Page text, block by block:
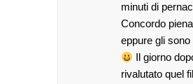
minuti di
Concordo
eppure gli
Il giorno
rivalutato quel